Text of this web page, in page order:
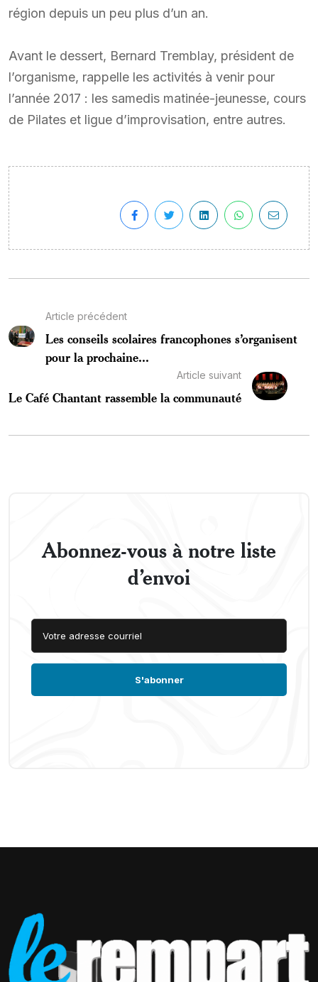
région depuis un peu plus d’un an.
Avant le dessert, Bernard Tremblay, président de
l’organisme, rappelle les activités à venir pour
l’année 2017 : les samedis matinée-jeunesse, cours
de Pilates et ligue d’improvisation, entre autres.
Article précédent
Les conseils scolaires francophones s’organisent
pour la prochaine...
Article suivant
Le Café Chantant rassemble la communauté
Abonnez-vous à notre liste
d’envoi